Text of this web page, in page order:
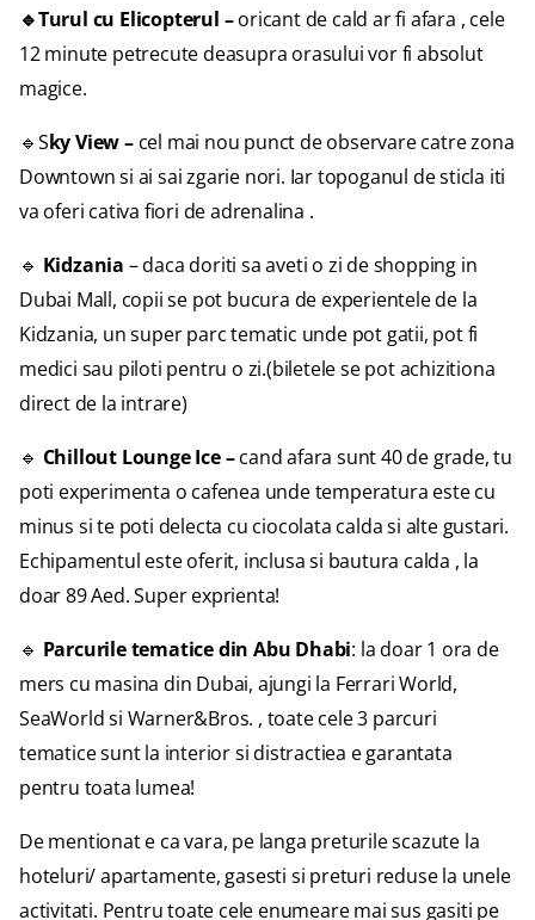
🔹Turul cu Elicopterul –oricant de cald ar fi afara , cele
12 minute petrecute deasupra orasului vor fi absolut
magice.
🔹Sky View –cel mai nou punct de observare catre zona
Downtown si ai sai zgarie nori. Iar topoganul de sticla iti
va oferi cativa fiori de adrenalina .
🔹 Kidzania – daca doriti sa aveti o zi de shopping in
Dubai Mall, copii se pot bucura de experientele de la
Kidzania, un super parc tematic unde pot gatii, pot fi
medici sau piloti pentru o zi.(biletele se pot achizitiona
direct de la intrare)
🔹 Chillout Lounge Ice –cand afara sunt 40 de grade, tu
poti experimenta o cafenea unde temperatura este cu
minus si te poti delecta cu ciocolata calda si alte gustari.
Echipamentul este oferit, inclusa si bautura calda , la
doar 89 Aed. Super exprienta!
🔹 Parcurile tematice din Abu Dhabi: la doar 1 ora de
mers cu masina din Dubai, ajungi la Ferrari World,
SeaWorld si Warner&Bros. , toate cele 3 parcuri
tematice sunt la interior si distractiea e garantata
pentru toata lumea!
De mentionat e ca vara, pe langa preturile scazute la
hoteluri/ apartamente, gasesti si preturi reduse la unele
activitati. Pentru toate cele enumeare mai sus gasiti pe